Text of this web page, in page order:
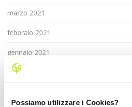
Possiamo utilizzare i Cookies?
marzo 2021
febbraio 2021
gennaio 2021
dicembre 2020